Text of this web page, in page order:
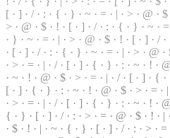
[ · ] · / · : · { · } · ~ · = · | · > · @ · $
> · @ · $ · ! · [ · ] · / · : · { · } · ~ · =
· } · ~ · = · | · > · @ · $ · ! · [ · ] · / ·
· [ · ] · / · : · { · } · ~ · = · | · > · @ ·
· > · = · | · /· [ · ] · { · } · : · ~ · ! ·
· ~ · ! · @ · $ · > · = · | · / · [ · ] · { ·
[ · ] · { · } · : · ~ · ! · @ · $ · > · = ·
· > · = · | · / · [ · ] · { · } · : · ~ · ! ·
{ · } · [ · ] · / · : · > · = · @ · $ · ! ·
· $ · ! · | · ~ · { · } · [ · ] · / · : · > · =